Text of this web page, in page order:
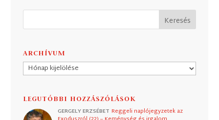
ARCHÍVUM
Archívum
LEGUTÓBBI HOZZÁSZÓLÁSOK
GERGELY ERZSÉBET Reggeli naplójegyzetek az